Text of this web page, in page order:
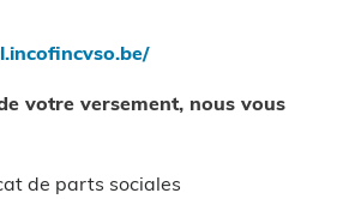
votre versement, nous vous
de parts sociales